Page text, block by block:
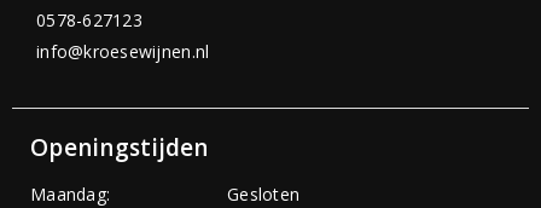
0578-627123
info@kroesewijnen.nl
Openingstijden
Maandag:
Gesloten